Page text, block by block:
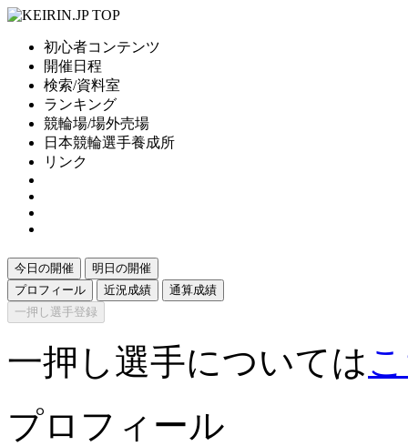
初心者コンテンツ
開催日程
検索/資料室
ランキング
競輪場/場外売場
日本競輪選手養成所
リンク
今日の開催
明日の開催
プロフィール
近況成績
通算成績
一押し選手登録
一押し選手については
プロフィール